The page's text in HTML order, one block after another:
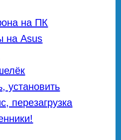
на ПК
на Asus
установить
перезагрузка